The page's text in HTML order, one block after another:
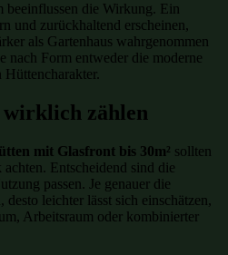
die Wirkung. Ein
und zurückhaltend erscheinen,
als Gartenhaus wahrgenommen
nach Form entweder die moderne
Hüttencharakter.
zählen
mit Glasfront bis 30m² sollten
Entscheidend sind die
passen. Je genauer die
leichter lässt sich einschätzen,
Arbeitsraum oder kombinierter